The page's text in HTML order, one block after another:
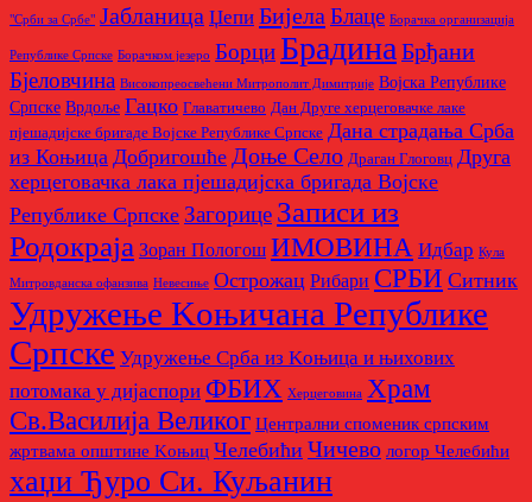
"Срби за Србе" Јабланица Џепи Бијела Блаце Борачкa организацијa
Републике Српске Борачком језеро Борци Брадина Брђани
Бјеловчина Високопреосвећени Митрополит Димитрије Војска Републике
Српске Врдоље Гацко Главатичево Дан Друге херцеговачке лаке
пјешадијске бригаде Војске Републике Српске Дана страдања Срба
из Коњица Добригошће Доње Село Драган Глоговц Друга
херцеговачка лака пјешадијска бригада Војске
Републике Српске Загорице Записи из
Родoкраја Зоран Пологош ИМОВИНА Идбар Кула
Митровданска офанзива Невесињe Острожац Рибари СРБИ Ситник
Удружење Kоњичана Републике
Српске Удружење Срба из Kоњица и њихових
потомака у дијаспори ФБИХ Херцеговина Храм
Св.Василија Великог Централни споменик српским
жртвама општине Kоњиц Челебићи Чичево логор Челебићи
хаџи Ђуро Си. Куљанин